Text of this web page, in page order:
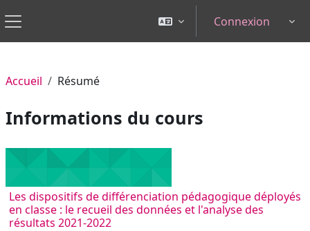
Panneau latéral
Connexion
Accueil Résumé
Informations du cours
Les dispositifs de différenciation pédagogique déployés
en classe : le recueil des données et l'analyse des
résultats 2021-2022